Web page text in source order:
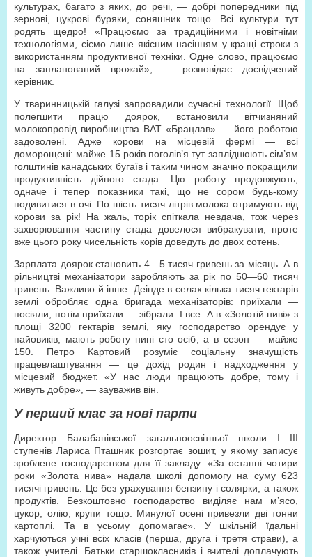
культурах, багато з яких, до речі, — добрі попередники під
зернові, цукрові буряки, соняшник тощо. Всі культури тут
родять щедро! «Працюємо за традиційними і новітніми
технологіями, сіємо лише якісним насінням у кращі строки з
використанням продуктивної техніки. Одне слово, працюємо
на запланований врожай», — розповідає досвідчений
керівник.
У тваринницькій галузі запровадили сучасні технології. Щоб
полегшити працю доярок, встановили вітчизняний
молокопровід виробництва ВАТ «Брацлав» — його роботою
задоволені. Адже корови на місцевій фермі — всі
доморощені: майже 15 років поголів’я тут запліднюють сім’ям
голштинів канадських бугаїв і таким чином значно покращили
продуктивність дійного стада. Цю роботу продовжують,
одначе і тепер показники такі, що не сором будь-кому
подивитися в очі. По шість тисяч літрів молока отримують від
корови за рік! На жаль, торік спіткала невдача, тож через
захворювання частину стада довелося вибракувати, проте
вже цього року чисельність корів доведуть до двох сотень.
Зарплата доярок становить 4—5 тисяч гривень за місяць. А в
рільництві механізатори заробляють за рік по 50—60 тисяч
гривень. Важливо й інше. Деінде в селах кілька тисяч гектарів
землі обробляє одна бригада механізаторів: приїхали —
посіяли, потім приїхали — зібрали. І все. А в «Золотій ниві» з
площі 3200 гектарів землі, яку господарство орендує у
пайовиків, мають роботу нині сто осіб, а в сезон — майже
150. Петро Картовий розуміє соціальну значущість
працевлаштування — це дохід родин і надходження у
місцевий бюджет. «У нас люди працюють добре, тому і
живуть добре», — зауважив він.
У перший клас за нові парти
Директор Балабанівської загальноосвітньої школи І—ІІІ
ступенів Лариса Пташник розгортає зошит, у якому записує
зроблене господарством для її закладу. «За останні чотири
роки «Золота нива» надала школі допомогу на суму 623
тисячі гривень. Це без урахування бензину і солярки, а також
продуктів. Безкоштовно господарство виділяє нам м’ясо,
цукор, олію, крупи тощо. Минулої осені привезли дві тонни
картоплі. Та в усьому допомагає». У шкільній їдальні
харчуються учні всіх класів (перша, друга і третя страви), а
також учителі. Батьки старшокласників і вчителі доплачують